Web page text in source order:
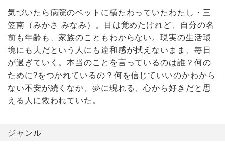
気づいたら病院のベットに横たわっていたわたし・三
笠南（みかさ みなみ）。目は覚めたけれど、自分の名
前も年齢も、家族のこともわからない。現実の生活環
境にも夫だという人にも違和感が拭えないまま、毎日
が過ぎていく。本当のことを言っているのは誰？何の
ために?をつかれているの？何を信じていいのかわから
ない不安が続くなか、夢に現れる、心から好きだと思
える人に救われていた。
ジャンル